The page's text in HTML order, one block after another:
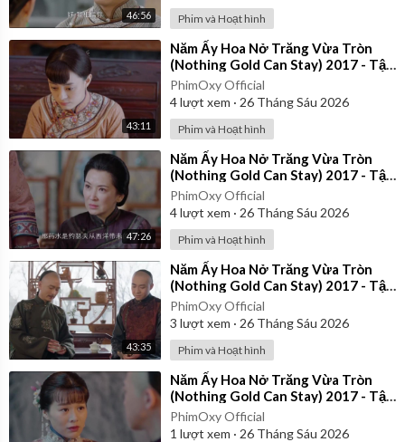
46:56 Phim và Hoạt hình
43:11
⁣Năm Ấy Hoa Nở Trăng Vừa Tròn
(Nothing Gold Can Stay) 2017 - Tập
23 | Thuyết Minh
PhimOxy Official
4lượt xem · 26 Tháng Sáu 2026
Phim và Hoạt hình
47:26
⁣Năm Ấy Hoa Nở Trăng Vừa Tròn
(Nothing Gold Can Stay) 2017 - Tập
21 | Thuyết Minh
PhimOxy Official
4lượt xem · 26 Tháng Sáu 2026
Phim và Hoạt hình
43:35
⁣Năm Ấy Hoa Nở Trăng Vừa Tròn
(Nothing Gold Can Stay) 2017 - Tập
26 | Thuyết Minh
PhimOxy Official
3 lượt xem · 26 Tháng Sáu 2026
Phim và Hoạt hình
⁣Năm Ấy Hoa Nở Trăng Vừa Tròn
(Nothing Gold Can Stay) 2017 - Tập
35 | Thuyết Minh
PhimOxy Official
1 lượt xem · 26 Tháng Sáu 2026